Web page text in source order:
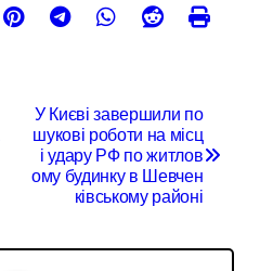
У Києві завершили по
шукові роботи на місц
і удару РФ по житлов
ому будинку в Шевчен
ківському районі